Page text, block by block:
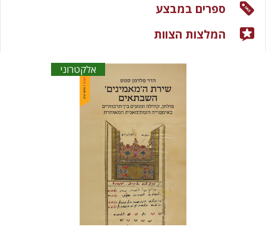
אלקטרוני
ספרים במבצע
המלצות הצוות